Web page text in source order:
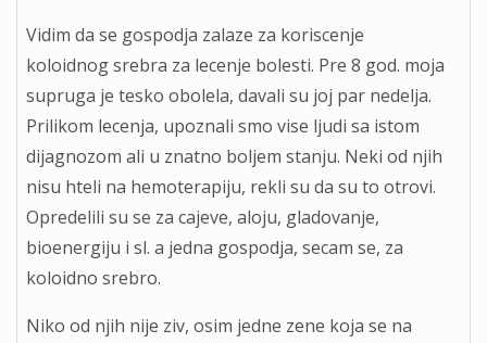
Vidim da se gospodja zalaze za koriscenje
koloidnog srebra za lecenje bolesti. Pre 8 god. moja
supruga je tesko obolela, davali su joj par nedelja.
Prilikom lecenja, upoznali smo vise ljudi sa istom
dijagnozom ali u znatno boljem stanju. Neki od njih
nisu hteli na hemoterapiju, rekli su da su to otrovi.
Opredelili su se za cajeve, aloju, gladovanje,
bioenergiju i sl. a jedna gospodja, secam se, za
koloidno srebro.
Niko od njih nije ziv, osim jedne zene koja se na